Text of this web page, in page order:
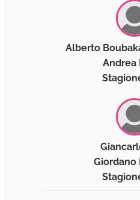
Alberto
Andrea
Giordano